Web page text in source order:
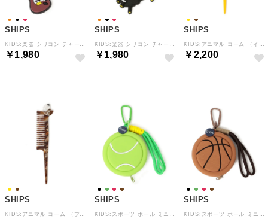
SHIPS
￥1,980
SHIPS
￥1,980
SHIPS
￥2,200
SHIPS SHIPS SHIPS